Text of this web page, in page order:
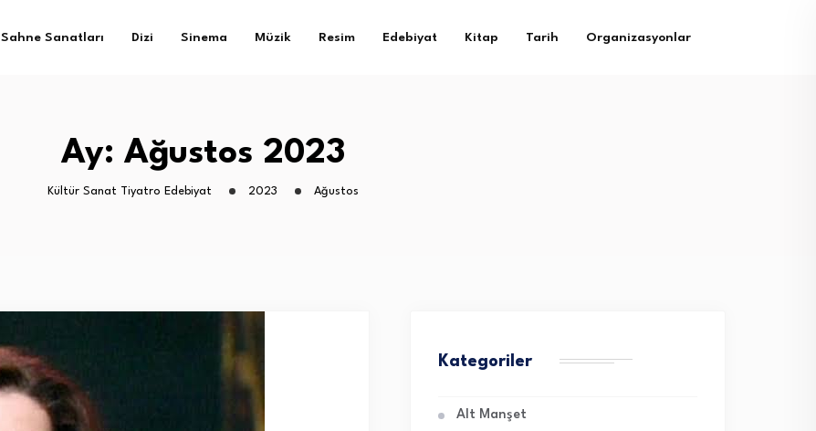
Sahne Sanatları Dizi Sinema Müzik Resim Edebiyat Kitap Tarih Organizasyonlar
Ay: Ağustos 2023
Kültür Sanat Tiyatro Edebiyat 2023 Ağustos
Kategoriler
Alt Manşet